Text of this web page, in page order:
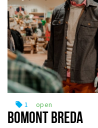
local_offer 1 open
BOMONT BREDA